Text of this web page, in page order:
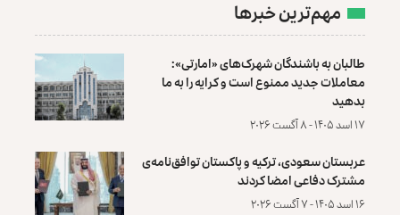
مهم‌ترین خبرها
طالبان به باشندگان شهرک‌های «امارتی»:
معاملات جدید ممنوع است و کرایه را به ما
بدهید
۱۷ اسد ۱۴۰۵ - ۸ آگست ۲۰۲۶
عربستان سعودی، ترکیه و پاکستان توافق‌نامه‌ی
مشترک دفاعی امضا کردند
۱۶ اسد ۱۴۰۵ - ۷ آگست ۲۰۲۶